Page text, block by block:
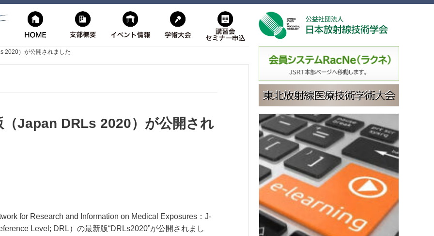
2020）が公開されました
Japan DRLs 2020）が公開され
for Research and Information on Medical Exposures：J-
Level; DRL）の最新版“DRLs2020”が公開されまし